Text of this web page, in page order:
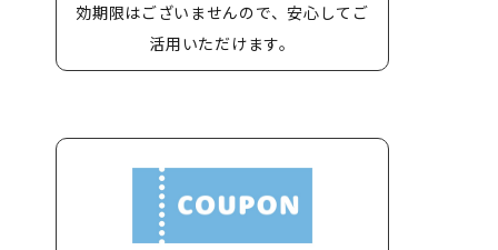
効期限はございませんので、安心してご
活用いただけます。